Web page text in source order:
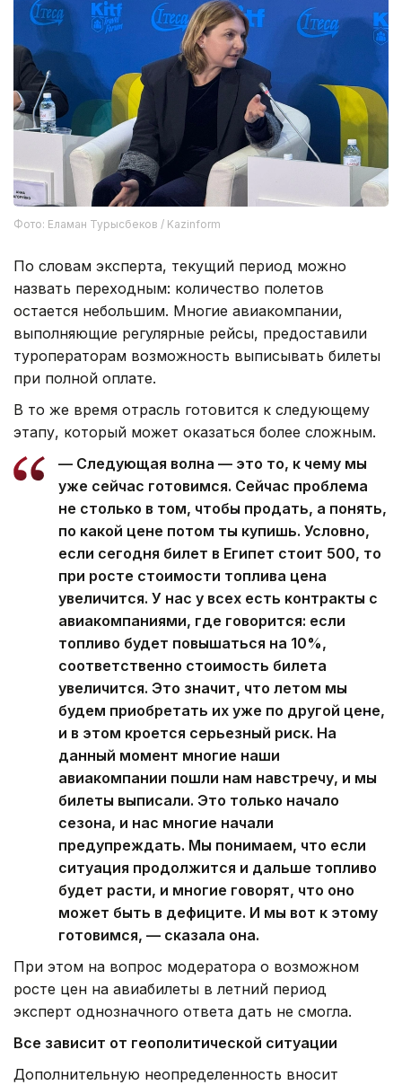
Фото: Еламан Турысбеков / Kazinform
По словам эксперта, текущий период можно
назвать переходным: количество полетов
остается небольшим. Многие авиакомпании,
выполняющие регулярные рейсы, предоставили
туроператорам возможность выписывать билеты
при полной оплате.
В то же время отрасль готовится к следующему
этапу, который может оказаться более сложным.
— Следующая волна — это то, к чему мы
уже сейчас готовимся. Сейчас проблема
не столько в том, чтобы продать, а понять,
по какой цене потом ты купишь. Условно,
если сегодня билет в Египет стоит 500, то
при росте стоимости топлива цена
увеличится. У нас у всех есть контракты с
авиакомпаниями, где говорится: если
топливо будет повышаться на 10%,
соответственно стоимость билета
увеличится. Это значит, что летом мы
будем приобретать их уже по другой цене,
и в этом кроется серьезный риск. На
данный момент многие наши
авиакомпании пошли нам навстречу, и мы
билеты выписали. Это только начало
сезона, и нас многие начали
предупреждать. Мы понимаем, что если
ситуация продолжится и дальше топливо
будет расти, и многие говорят, что оно
может быть в дефиците. И мы вот к этому
готовимся, — сказала она.
При этом на вопрос модератора о возможном
росте цен на авиабилеты в летний период
эксперт однозначного ответа дать не смогла.
Все зависит от геополитической ситуации
Дополнительную неопределенность вносит